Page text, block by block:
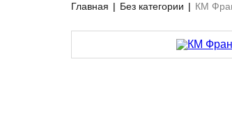
Главная | Без категории | КМ